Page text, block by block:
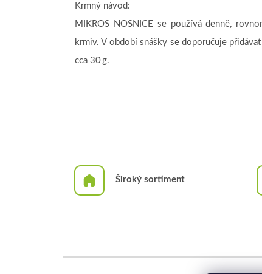
Krmný návod:
MIKROS NOSNICE se používá denně,
krmiv. V období snášky se doporučuje
cca 30 g.
Široký sortiment